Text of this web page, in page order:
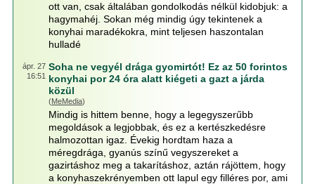
ott van, csak általában gondolkodás nélkül kidobjuk: a
hagymahéj. Sokan még mindig úgy tekintenek a
konyhai maradékokra, mint teljesen haszontalan
hulladé
ápr. 27
16:51
Soha ne vegyél drága gyomirtót! Ez az 50 forintos
konyhai por 24 óra alatt kiégeti a gazt a járda
közül
(MeMedia)
Mindig is hittem benne, hogy a legegyszerűbb
megoldások a legjobbak, és ez a kertészkedésre
halmozottan igaz. Évekig hordtam haza a
méregdrága, gyanús színű vegyszereket a
gazirtáshoz meg a takarításhoz, aztán rájöttem, hogy
a konyhaszekrényemben ott lapul egy filléres por, ami